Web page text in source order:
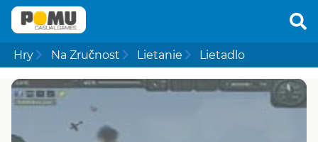
Hry Na Zručnost Lietanie Lietadlo